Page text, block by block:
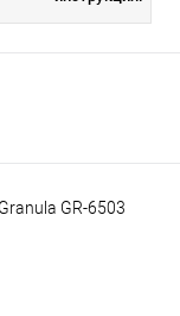
GR-6503